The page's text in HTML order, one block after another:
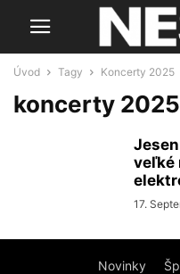
Úvod Tagy Koncerty 2025
koncerty 2025
veľké
17.
Novinky